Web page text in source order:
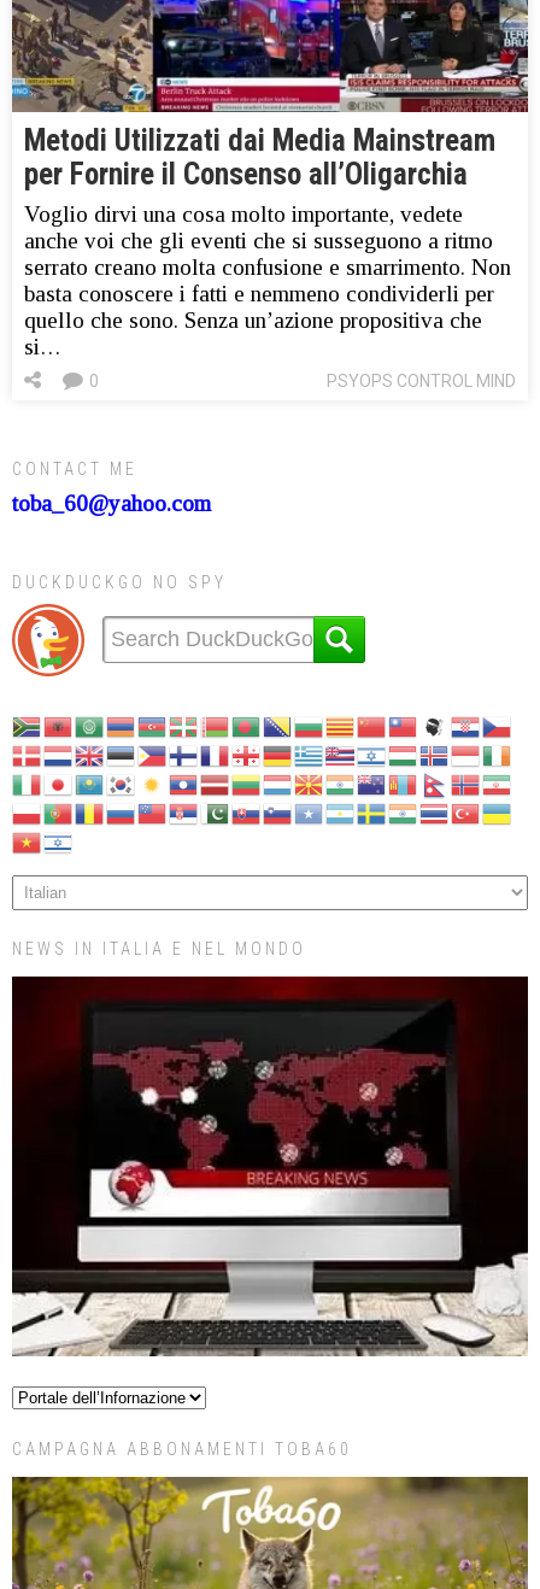
Metodi Utilizzati dai Media Mainstream
per Fornire il Consenso all’Oligarchia
Voglio dirvi una cosa molto importante, vedete
anche voi che gli eventi che si susseguono a ritmo
serrato creano molta confusione e smarrimento. Non
basta conoscere i fatti e nemmeno condividerli per
quello che sono. Senza un’azione propositiva che
si…
PSYOPS CONTROL MIND
0
CONTACT ME
toba_60@yahoo.com
DUCKDUCKGO NO SPY
NEWS IN ITALIA E NEL MONDO
CAMPAGNA ABBONAMENTI TOBA60